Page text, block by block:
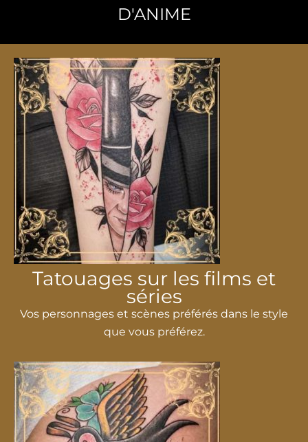
D'ANIME
Tatouages ​​sur les films et
séries
Vos personnages et scènes préférés dans le style
que vous préférez.